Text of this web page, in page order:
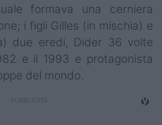
formava una cerniera
i figli Gilles (in mischia) e
due eredi, Dider 36 volte
e il 1993 e protagonista
del mondo.